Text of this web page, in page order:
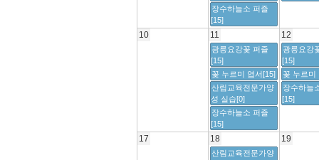
10 11 12
17 18 19
장수하늘소 퍼즐
[15]
광릉요강꽃 퍼즐
[15]
광릉요강
[15]
꽃 누르미 엽서[15]
꽃 누르미
산림교육전문가양
성 실습[0]
장수하늘
[15]
장수하늘소 퍼즐
[15]
산림교육전문가양